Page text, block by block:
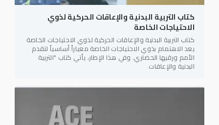
كتاب التربية البدنية والإعاقات الحركية لذوي
الاحتياجات الخاصة
كتاب التربية البدنية والإعاقات الحركية لذوي الاحتياجات الخاصة
يعد الاهتمام بذوي الاحتياجات الخاصة معياراً أساسياً لتقدم
الأمم ورقيها الحضاري. وفي هذا الإطار، يأتي كتاب "التربية
البدنية والإعاقات